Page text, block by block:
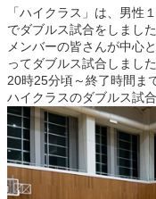
「ハイクラス」は、男性
でダブルス試合をしました
メンバーの皆さんが中心
ってダブルス試合しまし
20時25分頃～終了時間ま
ハイクラスのダブルス試